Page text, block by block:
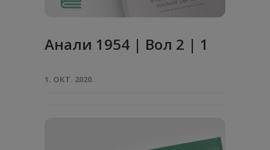
Анaли 1954 | Вол 2 | 1
1. ОКТ. 2020.